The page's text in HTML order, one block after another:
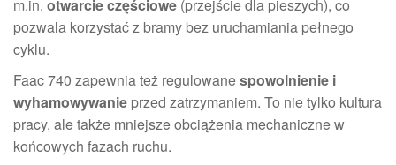
m.in. otwarcie częściowe (przejście dla pieszych), co
pozwala korzystać z bramy bez uruchamiania pełnego
cyklu.
Faac 740 zapewnia też regulowanespowolnienie i
wyhamowywanie przed zatrzymaniem. To nie tylko kultura
pracy, ale także mniejsze obciążenia mechaniczne w
końcowych fazach ruchu.